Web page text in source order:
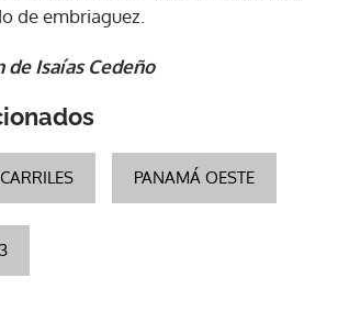
de embriaguez.
de Isaías Cedeño
PANAMÁ OESTE